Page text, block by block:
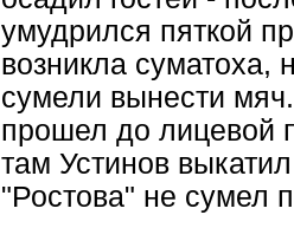
умудрился пяткой
возникла суматоха,
сумели вынести
прошел до лицевой
там Устинов
"Ростова" не сумел